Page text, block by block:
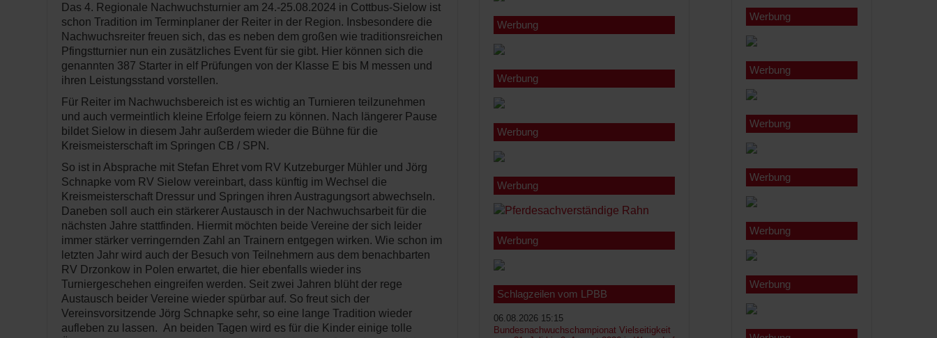
Das 4. Regionale Nachwuchsturnier am 24.-25.08.2024 in Cottbus-Sielow ist
schon Tradition im Terminplaner der Reiter in der Region. Insbesondere die
Nachwuchsreiter freuen sich, das es neben dem großen wie traditionsreichen
Pfingstturnier nun ein zusätzliches Event für sie gibt. Hier können sich die
genannten 387 Starter in elf Prüfungen von der Klasse E bis M messen und
ihren Leistungsstand vorstellen.
Für Reiter im Nachwuchsbereich ist es wichtig an Turnieren teilzunehmen
und auch vermeintlich kleine Erfolge feiern zu können. Nach längerer Pause
bildet Sielow in diesem Jahr außerdem wieder die Bühne für die
Kreismeisterschaft im Springen CB / SPN.
So ist in Absprache mit Stefan Ehret vom RV Kutzeburger Mühler und Jörg
Schnapke vom RV Sielow vereinbart, dass künftig im Wechsel die
Kreismeisterschaft Dressur und Springen ihren Austragungsort abwechseln.
Daneben soll auch ein stärkerer Austausch in der Nachwuchsarbeit für die
nächsten Jahre stattfinden. Hiermit möchten beide Vereine der sich leider
immer stärker verringernden Zahl an Trainern entgegen wirken. Wie schon im
letzten Jahr wird auch der Besuch von Teilnehmern aus dem benachbarten
RV Drzonkow in Polen erwartet, die hier ebenfalls wieder ins
Turniergeschehen eingreifen werden. Seit zwei Jahren blüht der rege
Austausch beider Vereine wieder spürbar auf. So freut sich der
Vereinsvorsitzende Jörg Schnapke sehr, so eine lange Tradition wieder
aufleben zu lassen. An beiden Tagen wird es für die Kinder einige tolle
Werbung
Werbung
Werbung
Werbung
Werbung
Schlagzeilen vom LPBB
06.08.2026 15:15
Bundesnachwuchschampionat Vielseitigkeit
Werbung
Werbung
Werbung
Werbung
Werbung
Werbung